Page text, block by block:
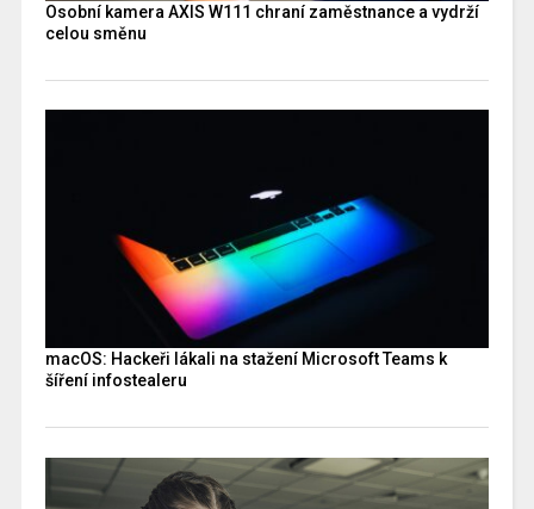
Osobní kamera AXIS W111 chraní zaměstnance a vydrží
celou směnu
macOS: Hackeři lákali na stažení Microsoft Teams k
šíření infostealeru